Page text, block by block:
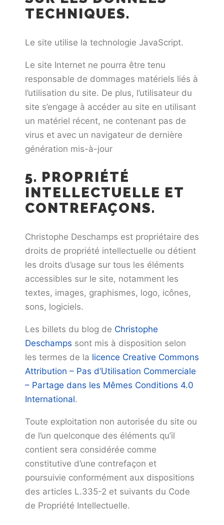
TECHNIQUES.
Le site utilise la technologie JavaScript.
Le site Internet ne pourra être tenu
responsable de dommages matériels liés à
l’utilisation du site. De plus, l’utilisateur du
site s’engage à accéder au site en utilisant
un matériel récent, ne contenant pas de
virus et avec un navigateur de dernière
génération mis-à-jour
5. PROPRIÉTÉ
INTELLECTUELLE ET
CONTREFAÇONS.
Christophe Deschamps est propriétaire des
droits de propriété intellectuelle ou détient
les droits d’usage sur tous les éléments
accessibles sur le site, notamment les
textes, images, graphismes, logo, icônes,
sons, logiciels.
Les billets du blog de Christophe
Deschamps sont mis à disposition selon
les termes de la licence Creative Commons
Attribution – Pas d’Utilisation Commerciale
– Partage dans les Mêmes Conditions 4.0
International.
Toute exploitation non autorisée du site ou
de l’un quelconque des éléments qu’il
contient sera considérée comme
constitutive d’une contrefaçon et
poursuivie conformément aux dispositions
des articles L.335-2 et suivants du Code
de Propriété Intellectuelle.